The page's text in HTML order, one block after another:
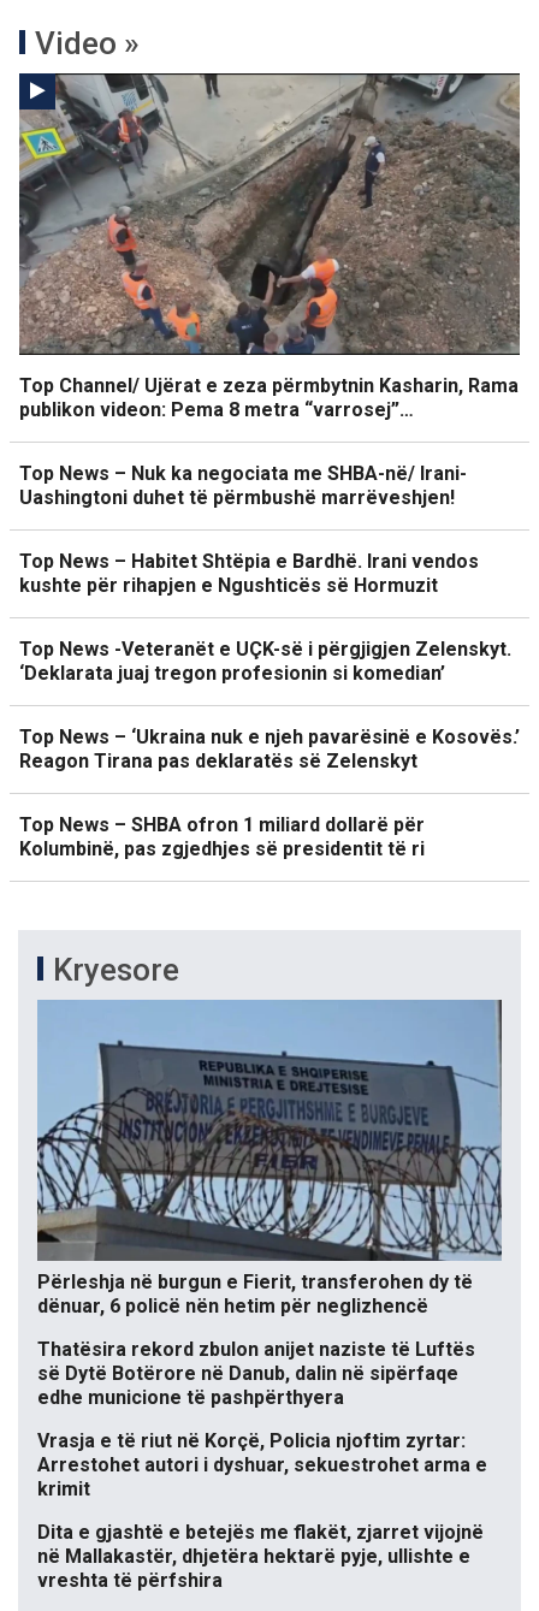
Video »
Top Channel/ Ujërat e zeza përmbytnin Kasharin, Rama
publikon videon: Pema 8 metra “varrosej”…
Top News – Nuk ka negociata me SHBA-në/ Irani-
Uashingtoni duhet të përmbushë marrëveshjen!
Top News – Habitet Shtëpia e Bardhë. Irani vendos
kushte për rihapjen e Ngushticës së Hormuzit
Top News -Veteranët e UÇK-së i përgjigjen Zelenskyt.
‘Deklarata juaj tregon profesionin si komedian’
Top News – ‘Ukraina nuk e njeh pavarësinë e Kosovës.’
Reagon Tirana pas deklaratës së Zelenskyt
Top News – SHBA ofron 1 miliard dollarë për
Kolumbinë, pas zgjedhjes së presidentit të ri
Kryesore
Përleshja në burgun e Fierit, transferohen dy të
dënuar, 6 policë nën hetim për neglizhencë
Thatësira rekord zbulon anijet naziste të Luftës
së Dytë Botërore në Danub, dalin në sipërfaqe
edhe municione të pashpërthyera
Vrasja e të riut në Korçë, Policia njoftim zyrtar:
Arrestohet autori i dyshuar, sekuestrohet arma e
krimit
Dita e gjashtë e betejës me flakët, zjarret vijojnë
në Mallakastër, dhjetëra hektarë pyje, ullishte e
vreshta të përfshira